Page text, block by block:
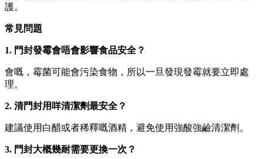
護。
常見問題
1. 門封發霉會唔會影響食品安全？
會嘅，霉菌可能會污染食物，所以一旦發現發霉就要立即處
理。
2. 清門封用咩清潔劑最安全？
建議使用白醋或者稀釋嘅酒精，避免使用強酸強鹼清潔劑。
3. 門封大概幾耐需要更換一次？